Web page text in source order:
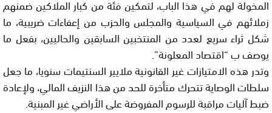
المخولة لهم في هذا الباب، لتمكين فئة من كبار الملاكين ضمنهم
زملائهم في السياسية والمجلس والحزب من إعفاءات ضريبية، ما
شكل ثراء سريع لعدد من المنتخبين السابقين والحاليين، بفعل ما
يوصف ب “اقتصاد المعلونة”.
وتدر هذه الامتيازات غير القانونية ملايير السنتيمات سنويا، ما جعل
سلطات الوصاية تتحرك متأخرة للحد من هذا النزيف المالي، ولإعادة
ضبط آليات مراقبة للرسوم المفروضة على الأراضي غير المبنية.